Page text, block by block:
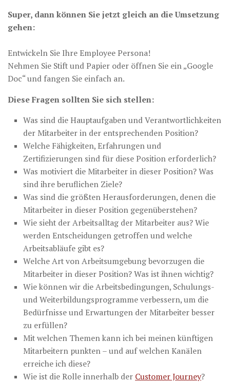
Super, dann können Sie jetzt gleich an die Umsetzung
gehen:
Entwickeln Sie Ihre Employee Persona!
Nehmen Sie Stift und Papier oder öffnen Sie ein „Google
Doc“ und fangen Sie einfach an.
Diese Fragen sollten Sie sich stellen:
Was sind die Hauptaufgaben und Verantwortlichkeiten
der Mitarbeiter in der entsprechenden Position?
Welche Fähigkeiten, Erfahrungen und
Zertifizierungen sind für diese Position erforderlich?
Was motiviert die Mitarbeiter in dieser Position? Was
sind ihre beruflichen Ziele?
Was sind die größten Herausforderungen, denen die
Mitarbeiter in dieser Position gegenüberstehen?
Wie sieht der Arbeitsalltag der Mitarbeiter aus? Wie
werden Entscheidungen getroffen und welche
Arbeitsabläufe gibt es?
Welche Art von Arbeitsumgebung bevorzugen die
Mitarbeiter in dieser Position? Was ist ihnen wichtig?
Wie können wir die Arbeitsbedingungen, Schulungs-
und Weiterbildungsprogramme verbessern, um die
Bedürfnisse und Erwartungen der Mitarbeiter besser
zu erfüllen?
Mit welchen Themen kann ich bei meinen künftigen
Mitarbeitern punkten – und auf welchen Kanälen
erreiche ich diese?
Wie ist die Rolle innerhalb der Customer Journey?